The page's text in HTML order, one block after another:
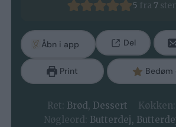
5 fra 7
Åbn i app Del
Print
Ret: Brød, Dessert Køkken:
Nøgleord: Butterdej,